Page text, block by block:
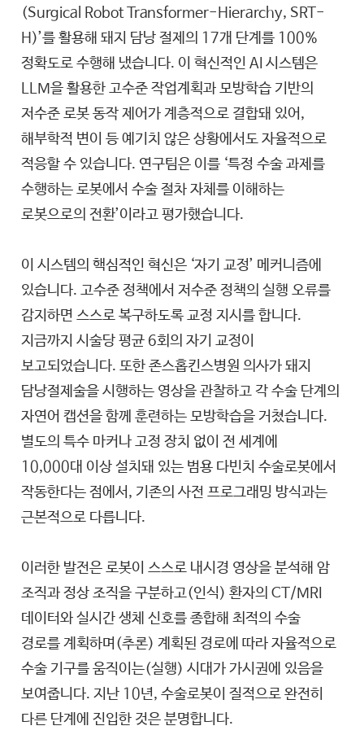
(Surgical Robot Transformer-Hierarchy, SRT-
H)’를 활용해 돼지 담낭 절제의 17개 단계를 100%
정확도로 수행해 냈습니다. 이 혁신적인 AI 시스템은
LLM을 활용한 고수준 작업계획과 모방학습 기반의
저수준 로봇 동작 제어가 계층적으로 결합돼 있어,
해부학적 변이 등 예기치 않은 상황에서도 자율적으로
적응할 수 있습니다. 연구팀은 이를 ‘특정 수술 과제를
수행하는 로봇에서 수술 절차 자체를 이해하는
로봇으로의 전환’이라고 평가했습니다.
이 시스템의 핵심적인 혁신은 ‘자기 교정’ 메커니즘에
있습니다. 고수준 정책에서 저수준 정책의 실행 오류를
감지하면 스스로 복구하도록 교정 지시를 합니다.
지금까지 시술당 평균 6회의 자기 교정이
보고되었습니다. 또한 존스홉킨스병원 의사가 돼지
담낭절제술을 시행하는 영상을 관찰하고 각 수술 단계의
자연어 캡션을 함께 훈련하는 모방학습을 거쳤습니다.
별도의 특수 마커나 고정 장치 없이 전 세계에
10,000대 이상 설치돼 있는 범용 다빈치 수술로봇에서
작동한다는 점에서, 기존의 사전 프로그래밍 방식과는
근본적으로 다릅니다.
이러한 발전은 로봇이 스스로 내시경 영상을 분석해 암
조직과 정상 조직을 구분하고(인식) 환자의 CT/MRI
데이터와 실시간 생체 신호를 종합해 최적의 수술
경로를 계획하며(추론) 계획된 경로에 따라 자율적으로
수술 기구를 움직이는(실행) 시대가 가시권에 있음을
보여줍니다. 지난 10년, 수술로봇이 질적으로 완전히
다른 단계에 진입한 것은 분명합니다.